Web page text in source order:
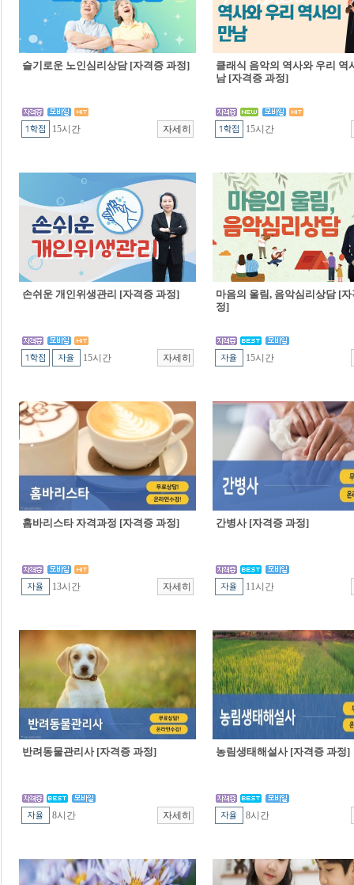
슬기로운 노인심리상담 [자격증 과정]
15시간
클래식 음악의 역사와 우리 역
남 [자격증 과정]
15시간
손쉬운 개인위생관리 [자격증 과정]
15시간
마음의 울림, 음악심리상담 [
정]
15시간
홈바리스타 자격과정 [자격증 과정]
13시간
간병사 [자격증 과정]
11시간
반려동물관리사 [자격증 과정]
8시간
농림생태해설사 [자격증 과정]
8시간